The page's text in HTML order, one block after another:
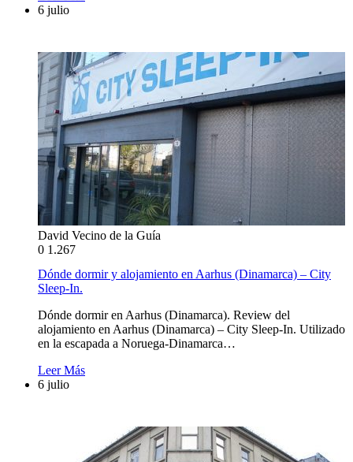
6 julio
David Vecino de la Guía
0 1.267
Dónde dormir y alojamiento en Aarhus (Dinamarca) – City
Sleep-In.
Dónde dormir en Aarhus (Dinamarca). Review del
alojamiento en Aarhus (Dinamarca) – City Sleep-In. Utilizado
en la escapada a Noruega-Dinamarca…
Leer Más
6 julio